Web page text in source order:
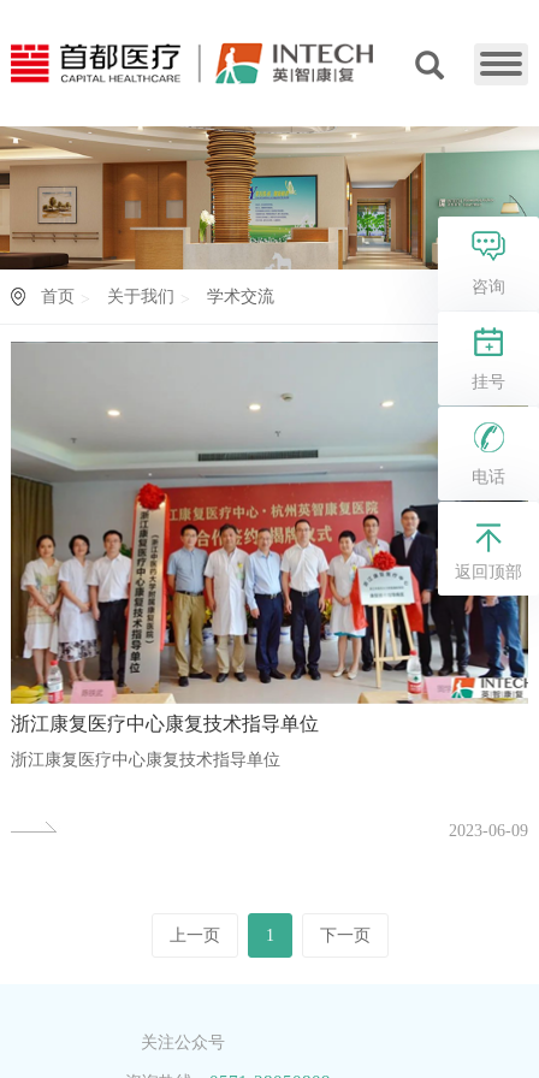
首页 关于我们 学术交流
浙江康复医疗中心康复技术指导单位
浙江康复医疗中心康复技术指导单位
2023-06-09
上一页 1 下一页
关注公众号
咨询
挂号
电话
返回顶部